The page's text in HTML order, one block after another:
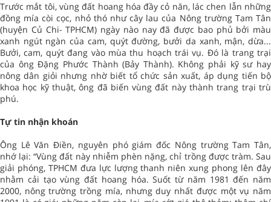
Trước mắt tôi, vùng đất hoang hóa đầy cỏ năn, lác chen lẫn những
đồng mía còi cọc, nhỏ thó như cây lau của Nông trường Tam Tân
(huyện Củ Chi- TPHCM) ngày nào nay đã được bao phủ bởi màu
xanh ngút ngàn của cam, quýt đường, bưởi da xanh, mận, dừa...
Bưởi, cam, quýt đang vào mùa thu hoạch trái vụ. Đó là trang trại
của ông Đặng Phước Thành (Bảy Thành). Không phải kỹ sư hay
nông dân giỏi nhưng nhờ biết tổ chức sản xuất, áp dụng tiến bộ
khoa học kỹ thuật, ông đã biến vùng đất này thành trang trại trù
phú.
Tự tin nhận khoán
Ông Lê Văn Điền, nguyên phó giám đốc Nông trường Tam Tân,
nhớ lại: “Vùng đất này nhiễm phèn nặng, chỉ trồng được tràm. Sau
giải phóng, TPHCM đưa lực lượng thanh niên xung phong lên đây
nhằm cải tạo vùng đất hoang hóa. Suốt từ năm 1981 đến năm
2000, nông trường trồng mía, nhưng duy nhất được một vụ năm